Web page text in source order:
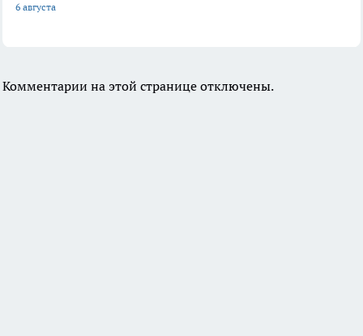
6 августа
Комментарии на этой странице отключены.